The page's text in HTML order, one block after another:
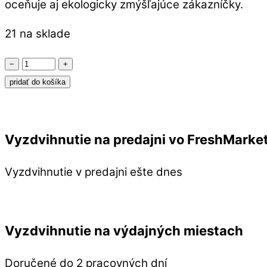
oceňuje aj ekologicky zmýšľajúce zákazníčky.
21 na sklade
−
množstvo
NATRACARE
PLUS
ks
ochrana
+
pridať do košíka
Vyzdvihnutie na predajni vo
Vyzdvihnutie v predajni ešte dnes
Vyzdvihnutie na výdajných miestach
Doručené do 2 pracovných dní